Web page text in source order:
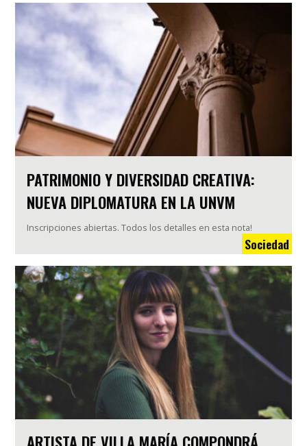
PATRIMONIO Y DIVERSIDAD CREATIVA:
NUEVA DIPLOMATURA EN LA UNVM
Inscripciones abiertas. Todos los detalles en esta nota!
Sociedad
ARTISTA DE VILLA MARÍA COMPONDRÁ